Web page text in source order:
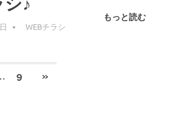
編集者
WEBチラシ
もっと読む
9
次
»